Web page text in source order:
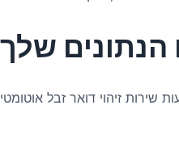
הנתונים שלך